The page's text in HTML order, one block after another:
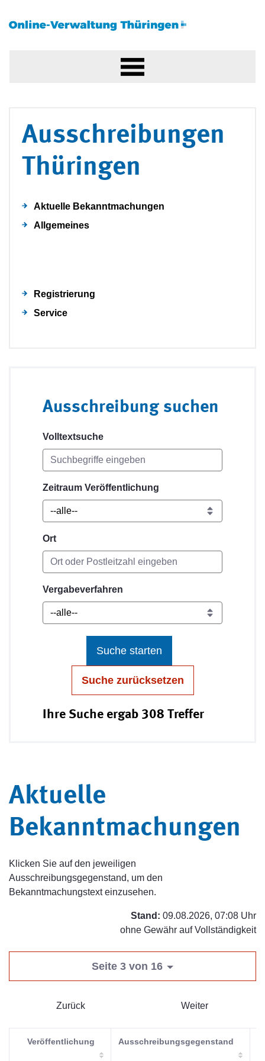
Ausschreibungen
Thüringen
Aktuelle Bekanntmachungen
Allgemeines
Registrierung
Service
Ausschreibung suchen
Volltextsuche
Zeitraum Veröffentlichung
Ort
Vergabeverfahren
Suche starten
Suche zurücksetzen
Ihre Suche ergab 308 Treffer
Aktuelle
Bekanntmachungen
Klicken Sie auf den jeweiligen
Ausschreibungsgegenstand, um den
Bekanntmachungstext einzusehen.
Stand: 09.08.2026, 07:08 Uhr
ohne Gewähr auf Vollständigkeit
Seite 3 von 16
Zurück Weiter
Veröffentlichung Ausschreibungsgegenstand